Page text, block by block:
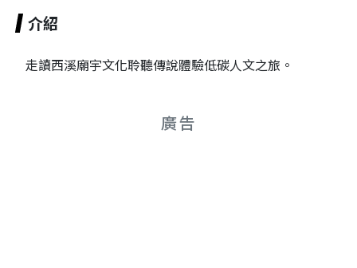
介紹
走讀西溪廟宇文化聆聽傳說體驗低碳人文之旅。
廣告